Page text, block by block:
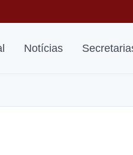
Notícias